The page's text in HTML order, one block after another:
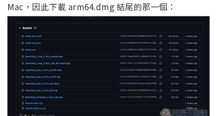
Mac，因此下載 arm64.dmg 結尾的那一個：